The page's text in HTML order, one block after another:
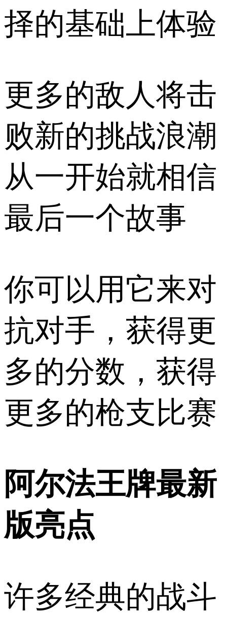
择的基础上体验
更多的敌人将击
败新的挑战浪潮
从一开始就相信
最后一个故事
你可以用它来对
抗对手，获得更
多的分数，获得
更多的枪支比赛
阿尔法王牌最新
版亮点
许多经典的战斗